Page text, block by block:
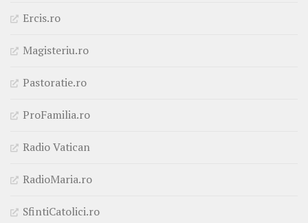
Ercis.ro
Magisteriu.ro
Pastoratie.ro
ProFamilia.ro
Radio Vatican
RadioMaria.ro
SfintiCatolici.ro